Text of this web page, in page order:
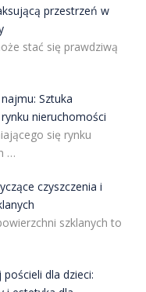
przestrzeń w
stać się prawdziwą
Sztuka
nieruchomości
się rynku
…
czyszczenia i
szklanych to
dla dzieci: